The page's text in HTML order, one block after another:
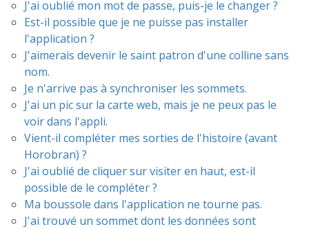
J'ai oublié mon mot de passe, puis-je le changer ?
Est-il possible que je ne puisse pas installer
l'application ?
J'aimerais devenir le saint patron d'une colline sans
nom.
Je n'arrive pas à synchroniser les sommets.
J'ai un pic sur la carte web, mais je ne peux pas le
voir dans l'appli.
Vient-il compléter mes sorties de l'histoire (avant
Horobran) ?
J'ai oublié de cliquer sur visiter en haut, est-il
possible de le compléter ?
Ma boussole dans l'application ne tourne pas.
J'ai trouvé un sommet dont les données sont